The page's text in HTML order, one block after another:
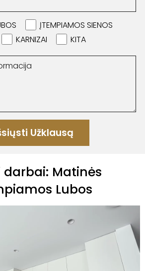
ĮTEMPIAMOS SIENOS
KARNIZAI KITA
Užklausą
darbai: Matinės
Lubos